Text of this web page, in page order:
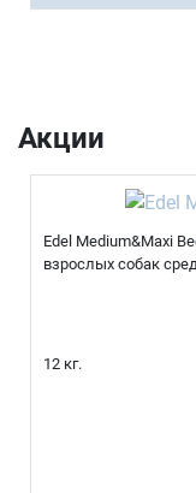
Акции
Edel Medium&Maxi
взрослых собак
12 кг.